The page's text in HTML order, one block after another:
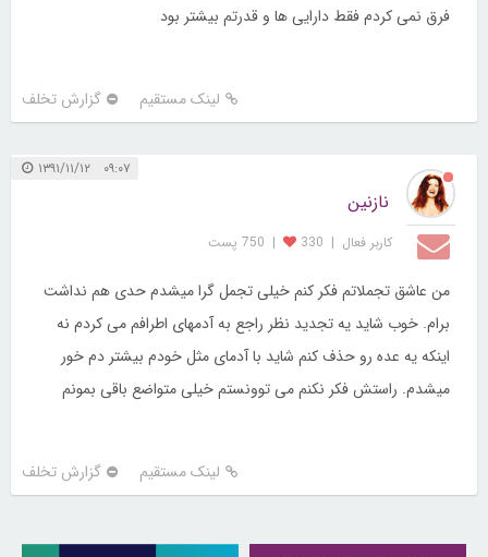
فرق نمی کردم فقط دارایی ها و قدرتم بیشتر بود
لینک مستقیم گزارش تخلف
۰۹:۰۷ ۱۳۹۱/۱۱/۱۲
نازنین
کاربر فعال |
330
| 750 پست
من عاشق تجملاتم فکر کنم خیلی تجمل گرا میشدم حدی هم نداشت
برام. خوب شاید یه تجدید نظر راجع به آدمهای اطرافم می کردم نه
اینکه یه عده رو حذف کنم شاید با آدمای مثل خودم بیشتر دم خور
میشدم. راستش فکر نکنم می توونستم خیلی متواضع باقی بمونم
لینک مستقیم گزارش تخلف